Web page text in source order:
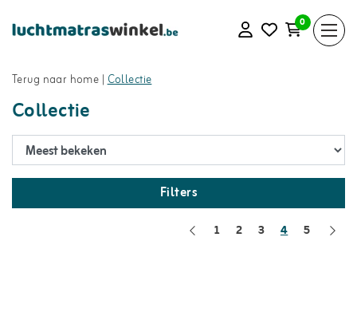
0
Terug naar home |Collectie
Collectie
Filters
1 2 3 4 5